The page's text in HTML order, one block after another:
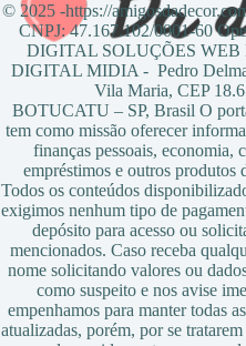
© 2025 -https://
CNPJ: 47.167.102/0001-60
DIGITAL SOLUÇÕES
DIGITAL MIDIA - Pedro
Vila Maria, CEP
BOTUCATU – SP, Brasil O
tem como missão oferecer
finanças pessoais, economia,
empréstimos e outros produtos
Todos os conteúdos
exigimos nenhum tipo de
depósito para acesso ou
mencionados. Caso receba
nome solicitando valores ou
como suspeito e nos avise
empenhamos para manter todas
atualizadas, porém, por se